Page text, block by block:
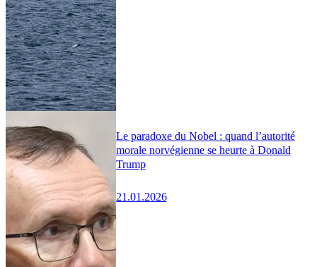
Le paradoxe du Nobel : quand l’autorité
morale norvégienne se heurte à Donald
Trump
21.01.2026